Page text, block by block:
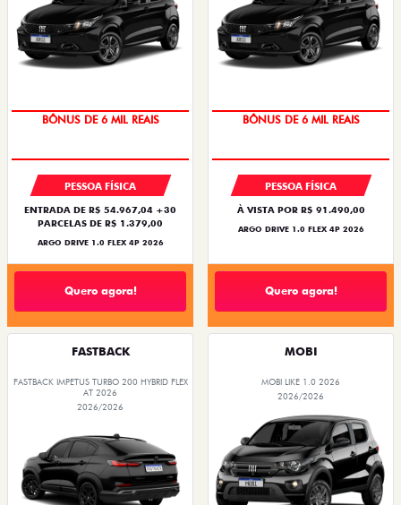
BÔNUS DE 6 MIL REAIS
PESSOA FÍSICA
ENTRADA DE R$ 54.967,04 +30
PARCELAS DE R$ 1.379,00
ARGO DRIVE 1.0 FLEX 4P 2026
Quero agora!
BÔNUS DE 6 MIL REAIS
PESSOA FÍSICA
À VISTA POR R$ 91.490,00
ARGO DRIVE 1.0 FLEX 4P 2026
Quero agora!
FASTBACK
FASTBACK IMPETUS TURBO 200 HYBRID FLEX
AT 2026
2026/2026
MOBI
MOBI LIKE 1.0 2026
2026/2026